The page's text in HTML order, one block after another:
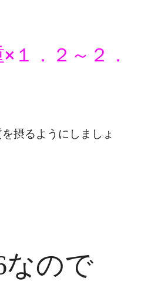
１．２～２．
摂るようにしましょ
なので